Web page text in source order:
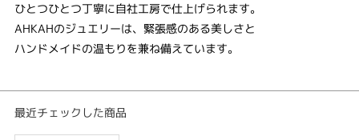
ひとつひとつ丁寧に自社工房で仕上げられます。
AHKAHのジュエリーは、緊張感のある美しさと
ハンドメイドの温もりを兼ね備えています。
最近チェックした商品